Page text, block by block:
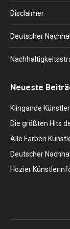
Disclaimer
Deutscher
Neueste
Klingande
Die größten Hits
Alle Farben
Deutscher
Hozier